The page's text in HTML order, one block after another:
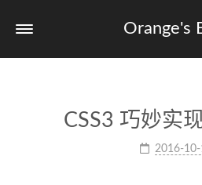
Orange's
CSS3 巧妙实
2016-10-